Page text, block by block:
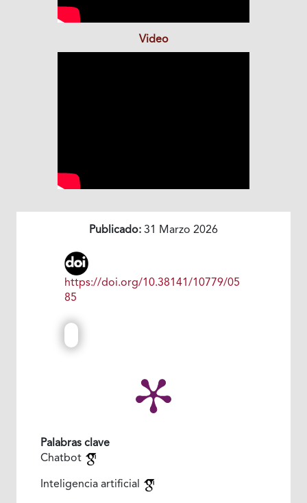
Video
Publicado: 31 Marzo 2026
https://doi.org/10.38141/10779/05
85
Palabras clave
Chatbot
Inteligencia artificial